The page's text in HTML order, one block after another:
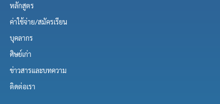
หลักสูตร
ค่าใช้จ่าย/สมัครเรียน
บุคลากร
ศิษย์เก่า
ข่าวสารและบทความ
ติดต่อเรา